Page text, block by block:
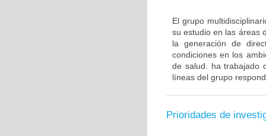
El grupo
su estudio en las áreas
la generación de
condiciones en los
de salud. ha trabajado
líneas del grupo
Prioridades de